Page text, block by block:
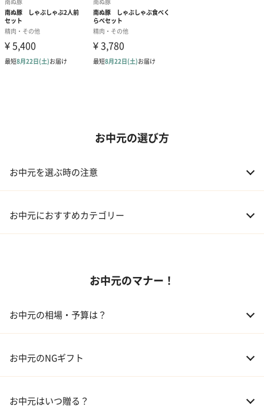
お中元の選び方
お中元を選ぶ時の注意
お中元におすすめカテゴリー
03 ギフトカタログ
お中元のマナー！
お中元の相場・予算は？
02 兄弟、姉妹 3,000～5,000円
お中元のNGギフト
お中元はいつ贈る？